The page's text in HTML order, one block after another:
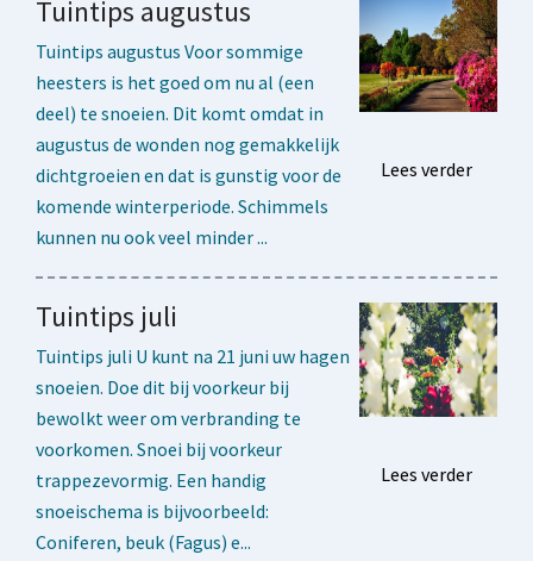
Tuintips augustus
Tuintips augustus Voor sommige
heesters is het goed om nu al (een
deel) te snoeien. Dit komt omdat in
augustus de wonden nog gemakkelijk
dichtgroeien en dat is gunstig voor de
komende winterperiode. Schimmels
kunnen nu ook veel minder ...
Lees verder
Tuintips juli
Tuintips juli U kunt na 21 juni uw hagen
snoeien. Doe dit bij voorkeur bij
bewolkt weer om verbranding te
voorkomen. Snoei bij voorkeur
trappezevormig. Een handig
snoeischema is bijvoorbeeld:
Coniferen, beuk (Fagus) e...
Lees verder